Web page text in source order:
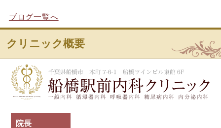
ブログ一覧へ
クリニック概要
院長